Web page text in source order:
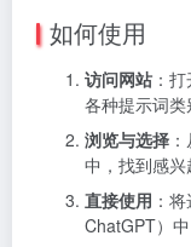
如何使用
访问网站 ：
各种提示词类
浏览与选择
中，找到感兴
直接使用 ：
ChatGPT）